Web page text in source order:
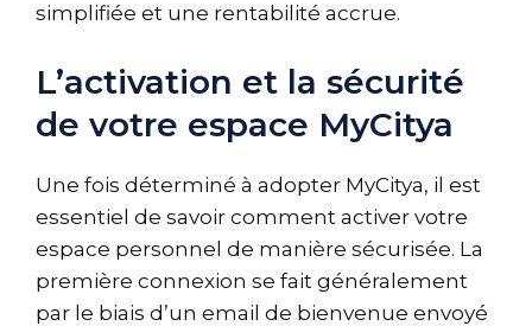
simplifiée et une rentabilité accrue.
L’activation et la sécurité
de votre espace MyCitya
Une fois déterminé à adopter MyCitya, il est
essentiel de savoir comment activer votre
espace personnel de manière sécurisée. La
première connexion se fait généralement
par le biais d’un email de bienvenue envoyé